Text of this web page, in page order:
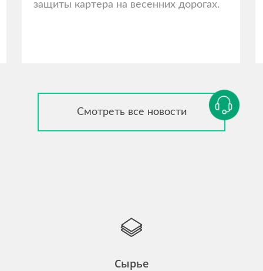
защиты картера на весенних дорогах.
Смотреть все новости
Сырье